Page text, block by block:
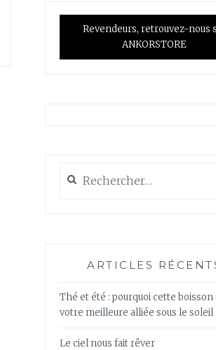
Revendeurs, retrouvez-nous
ANKORSTORE
ARTICLES
Thé et été : pourquoi cette boisson
votre meilleure alliée sous le soleil
Le ciel nous fait rêver